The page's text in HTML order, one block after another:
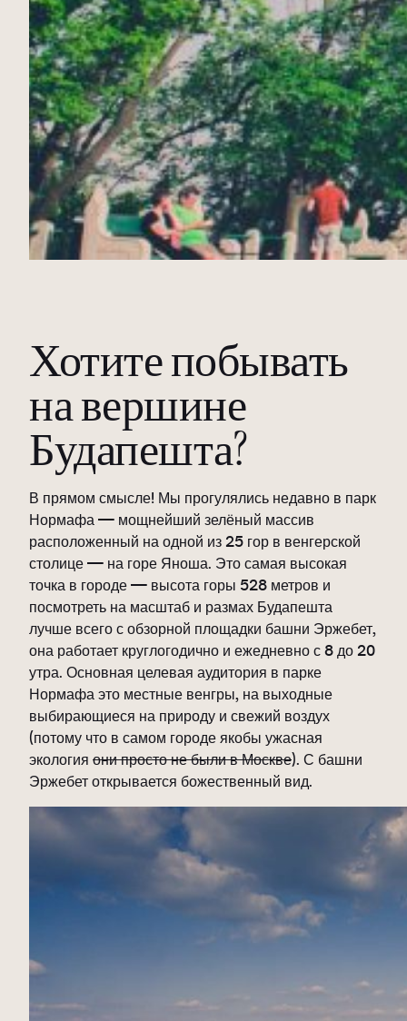
Хотите побывать
на вершине
Будапешта?
В прямом смысле! Мы прогулялись недавно в парк
Нормафа — мощнейший зелёный массив
расположенный на одной из 25 гор в венгерской
столице — на горе Яноша. Это самая высокая
точка в городе — высота горы 528 метров и
посмотреть на масштаб и размах Будапешта
лучше всего с обзорной площадки башни Эржебет,
она работает круглогодично и ежедневно с 8 до 20
утра. Основная целевая аудитория в парке
Нормафа это местные венгры, на выходные
выбирающиеся на природу и свежий воздух
(потому что в самом городе якобы ужасная
экология они просто не были в Москве). С башни
Эржебет открывается божественный вид.